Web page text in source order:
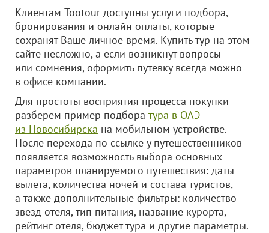
Клиентам Tootour доступны услуги подбора,
бронирования и онлайн оплаты, которые
сохранят Ваше личное время. Купить тур на этом
сайте несложно, а если возникнут вопросы
или сомнения, оформить путевку всегда можно
в офисе компании.
Для простоты восприятия процесса покупки
разберем пример подбора тура в ОАЭ
из Новосибирска на мобильном устройстве.
После перехода по ссылке у путешественников
появляется возможность выбора основных
параметров планируемого путешествия: даты
вылета, количества ночей и состава туристов,
а также дополнительные фильтры: количество
звезд отеля, тип питания, название курорта,
рейтинг отеля, бюджет тура и другие параметры.